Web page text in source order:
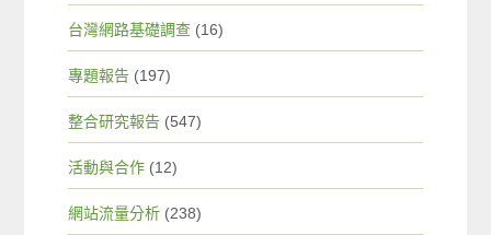
台灣網路基礎調查 (16)
專題報告 (197)
整合研究報告 (547)
活動與合作 (12)
網站流量分析 (238)